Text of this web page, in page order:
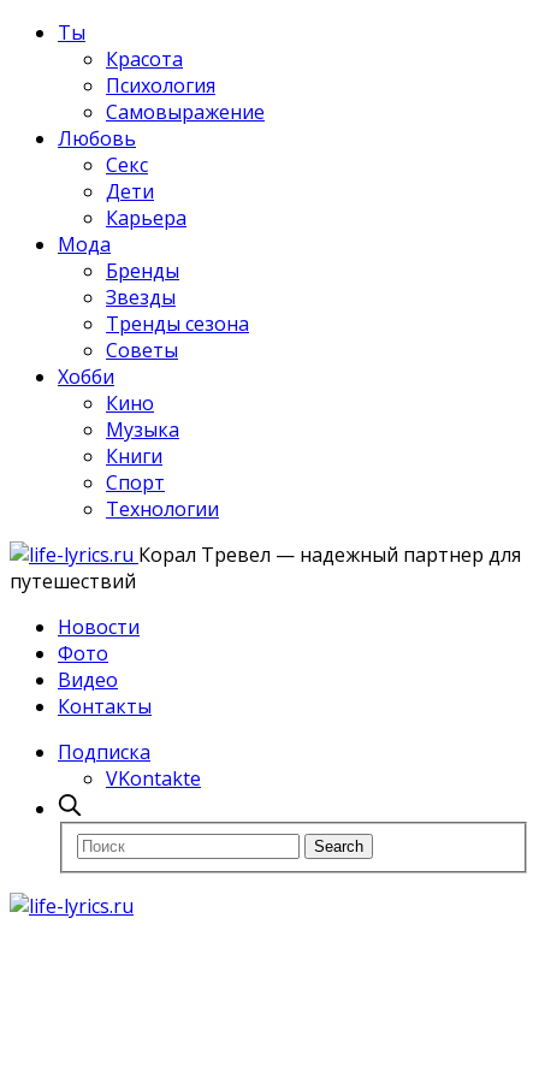
Ты
Красота
Психология
Самовыражение
Любовь
Секс
Дети
Карьера
Мода
Бренды
Звезды
Тренды сезона
Советы
Хобби
Кино
Музыка
Книги
Спорт
Технологии
Корал Тревел — надежный партнер для
путешествий
Новости
Фото
Видео
Контакты
Подписка
VKontakte